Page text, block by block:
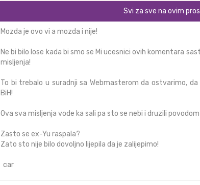
Svi za sve na ovim
Mozda je ovo vi a mozda i nije!
Ne bi bilo lose kada bi smo se Mi ucesnici ovih komentara
misljenja!
To bi trebalo u suradnji sa Webmasterom da ostvarimo,
BiH!
Ova sva misljenja vode ka sali pa sto se nebi i druzili
Zasto se ex-Yu raspala?
Zato sto nije bilo dovoljno lijepila da je zalijepimo!
car